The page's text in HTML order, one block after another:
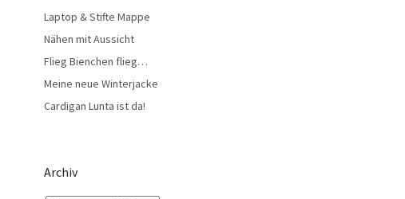
Laptop & Stifte Mappe
Nähen mit Aussicht
Flieg Bienchen flieg…
Meine neue Winterjacke
Cardigan Lunta ist da!
Archiv